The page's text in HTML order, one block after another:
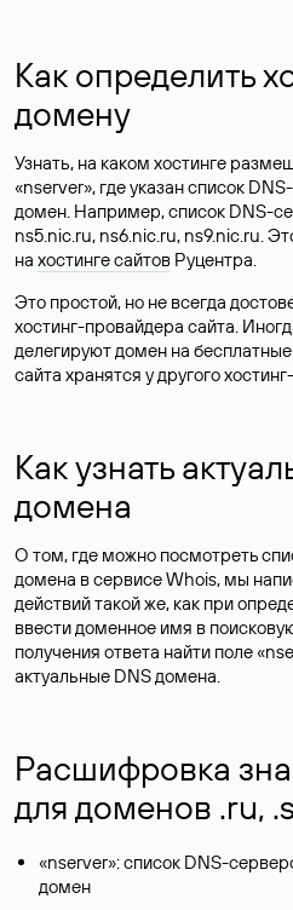
Как определить
домену
Узнать, на каком хостинге
«nserver», где указан список
домен. Например, список DNS-
ns5.nic.ru, ns6.nic.ru, ns9.nic.ru.
на хостинге сайтов Руцентра.
Это простой, но не всегда
хостинг-провайдера сайта.
делегируют домен на
сайта хранятся у другого
Как узнать
домена
О том, где можно посмотреть
домена в сервисе Whois, мы
действий такой же, как при
ввести доменное имя в
получения ответа найти поле
актуальные DNS домена.
Расшифровка
для доменов .ru,
«nserver»: список DNS-
домен